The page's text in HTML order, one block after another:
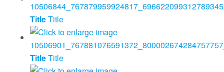
TitleTitle
TitleTitle